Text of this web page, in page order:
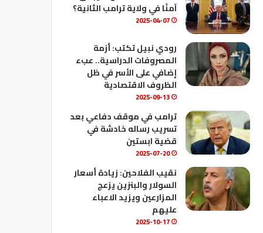
b
e
آمنًا في ولاية ترامب الثانية؟
2025-04-07
رودي نبيل تكتب: أزمة
المصروفات الدراسية.. عبء
إضافي على الأسر في ظل
الظروف الاقتصادية
2025-09-13
ترامب في موقف دفاعي بعد
تسريب رساله خادشة في
قضية ابستين
2025-07-20
نقيب الفلاحين: زيادة أسعار
السولار والبنزين يزعج
المزارعين ويزيد الاعباء
عليهم
2025-10-17